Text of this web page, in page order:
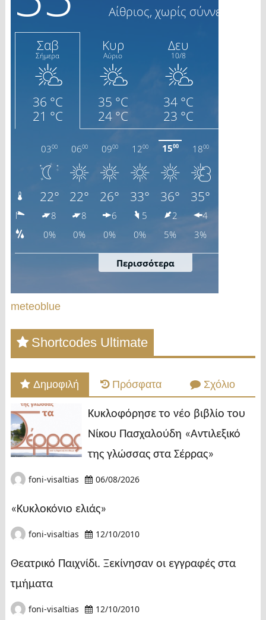
meteoblue
Shortcodes Ultimate
Δημοφιλή Πρόσφατα Σχόλιο
Κυκλοφόρησε το νέο βιβλίο του
Νίκου Πασχαλούδη «Αντιλεξικό
της γλώσσας στα Σέρρας»
foni-visaltias 06/08/2026
«Κυκλοκόνιο ελιάς»
foni-visaltias 12/10/2010
Θεατρικό Παιχνίδι. Ξεκίνησαν οι εγγραφές στα
τμήματα
foni-visaltias 12/10/2010